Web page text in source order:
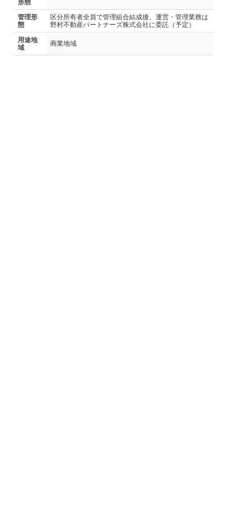
形態
管理形
態
区分所有者全員で管理組合結成後、運営・管理業務は
野村不動産パートナーズ株式会社に委託（予定）
用途地
域
商業地域